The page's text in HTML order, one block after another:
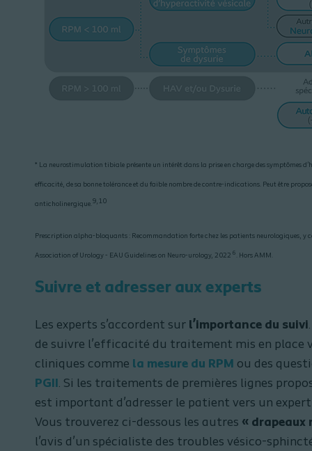
* La neurostimulation tibiale présente un intérêt dans la prise en charge des symptômes
efficacité, de sa bonne tolérance et du faible nombre de contre-indications. Peut être
anticholinergique. 9,10
Prescription alpha-bloquants : Recommandation forte chez les patients neurologiques, y
Association of Urology - EAU Guidelines on Neuro-urology, 2022 6 . Hors AMM.
Suivre et adresser aux experts
Les experts s’accordent sur l’importance du suivi
de suivre l’efficacité du traitement mis en place
cliniques comme la mesure du RPM ou des
PGII. Si les traitements de premières lignes
est important d’adresser le patient vers un
Vous trouverez ci-dessous les autres « drapeaux
l’avis d’un spécialiste des troubles vésico-